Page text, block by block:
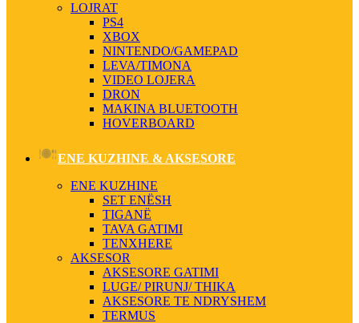
LOJRAT
PS4
XBOX
NINTENDO/GAMEPAD
LEVA/TIMONA
VIDEO LOJERA
DRON
MAKINA BLUETOOTH
HOVERBOARD
ENE KUZHINE & AKSESORE
ENE KUZHINE
SET ENËSH
TIGANË
TAVA GATIMI
TENXHERE
AKSESOR
AKSESORE GATIMI
LUGE/ PIRUNJ/ THIKA
AKSESORE TE NDRYSHEM
TERMUS